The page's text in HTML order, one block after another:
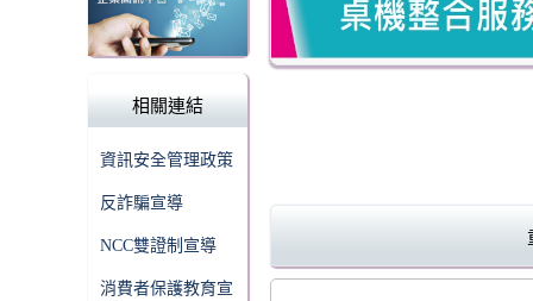
相關連結
資訊安全管理政策
反詐騙宣導
NCC雙證制宣導
消費者保護教育宣